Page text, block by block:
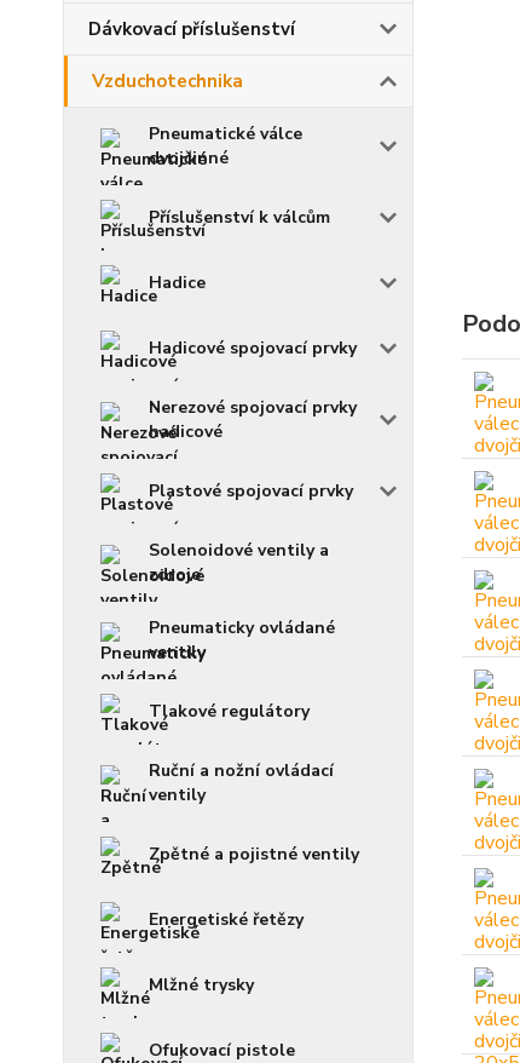
Dávkovací příslušenství
Vzduchotechnika
Pneumatické válce
dvojčinné
Příslušenství k válcům
Hadice
Hadicové spojovací prvky
Nerezové spojovací prvky
hadicové
Plastové spojovací prvky
Solenoidové ventily a
zdroje
Pneumaticky ovládané
ventily
Tlakové regulátory
Ruční a nožní ovládací
ventily
Zpětné a pojistné ventily
Energetiské řetězy
Mlžné trysky
Ofukovací pistole